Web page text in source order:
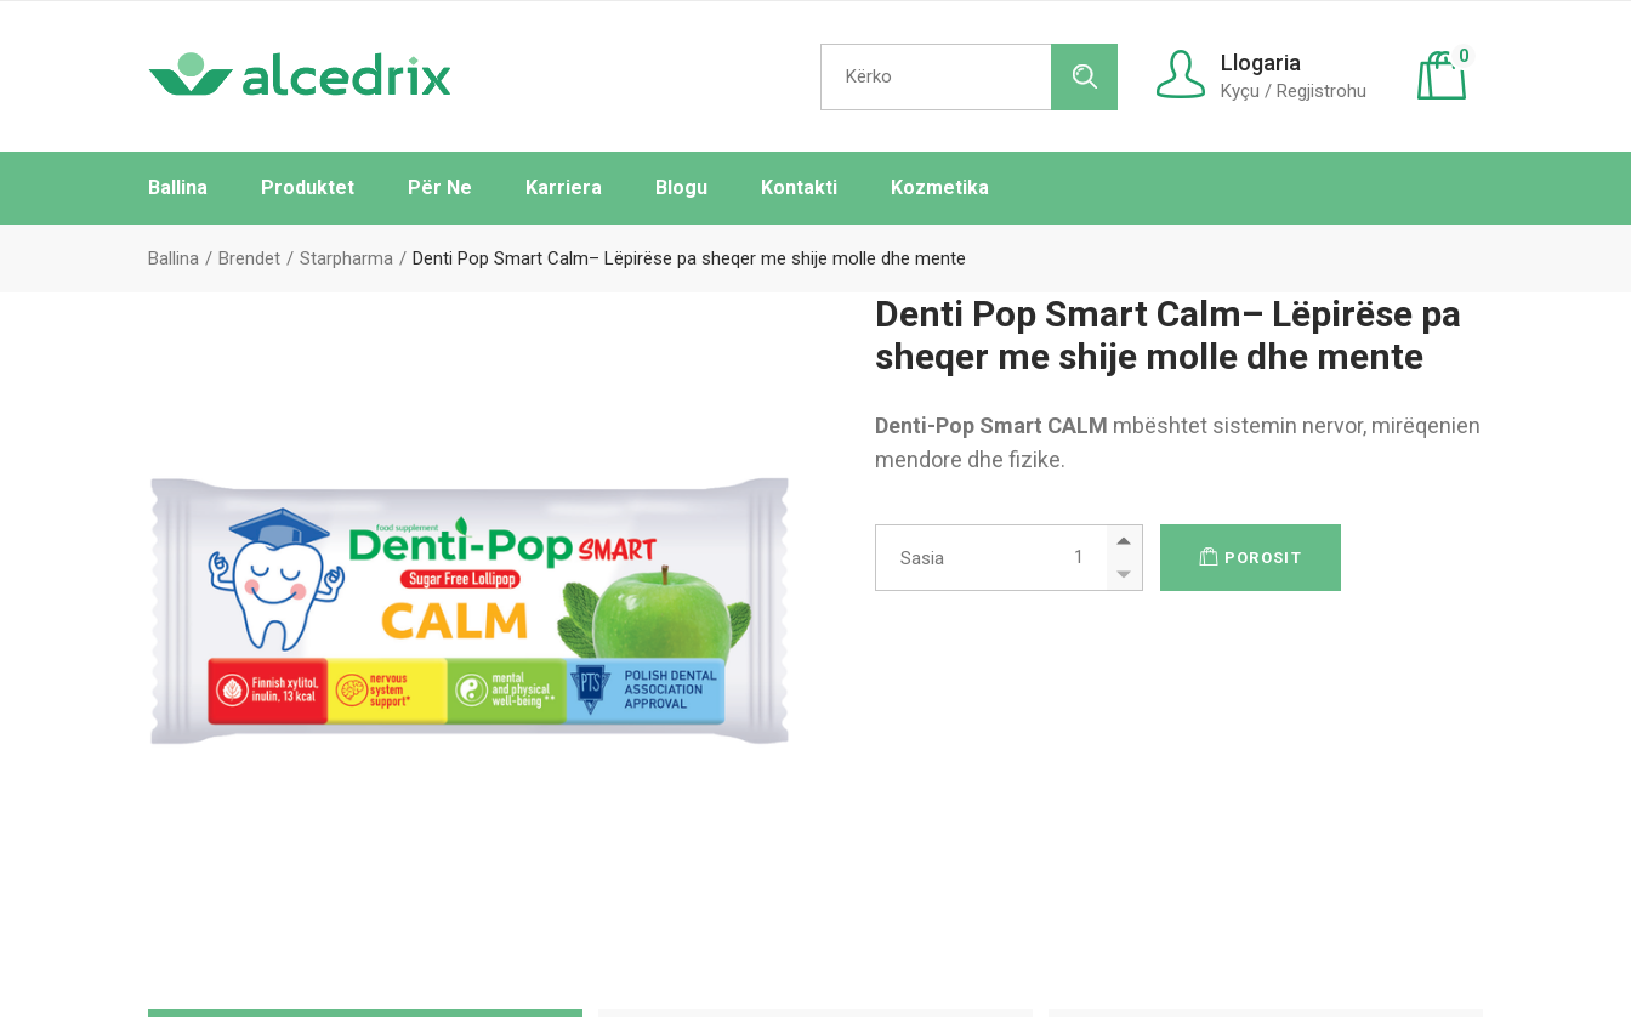
Search
for:
Llogaria
Kyçu / Regjistrohu
0
Ballina Produktet
Të Gjitha
Për Ne Karriera Blogu Kontakti Kozmetika
Ballina Brendet Starpharma Denti Pop Smart Calm– Lëpirëse pa sheqer me shije molle dhe mente
Denti Pop Smart Calm– Lëpirëse pa
sheqer me shije molle dhe mente
Denti-Pop Smart CALM mbështet sistemin nervor, mirëqenien
mendore dhe fizike.
Sasia
Denti Pop Smart Calm– Lëpirëse pa sheqer me shije molle dhe mente
POROSIT